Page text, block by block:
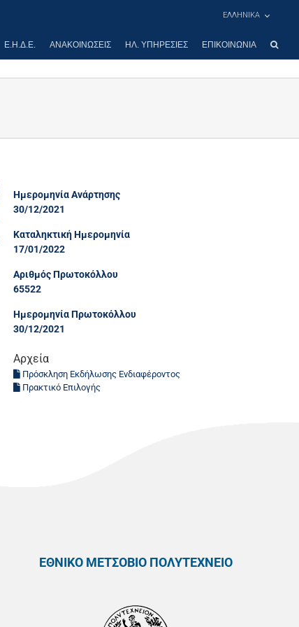
ΕΛΛΗΝΙΚΑ
Ε.Η.Δ.Ε. ΑΝΑΚΟΙΝΏΣΕΙΣ ΗΛ. ΥΠΗΡΕΣΊΕΣ ΕΠΙΚΟΙΝΩΝΊΑ
Ημερομηνία Ανάρτησης
30/12/2021
Καταληκτική Ημερομηνία
17/01/2022
Αριθμός Πρωτοκόλλου
65522
Ημερομηνία Πρωτοκόλλου
30/12/2021
Αρχεία
Πρόσκληση Εκδήλωσης Ενδιαφέροντος
Πρακτικό Επιλογής
ΕΘΝΙΚΟ ΜΕΤΣΟΒΙΟ ΠΟΛΥΤΕΧΝΕΙΟ